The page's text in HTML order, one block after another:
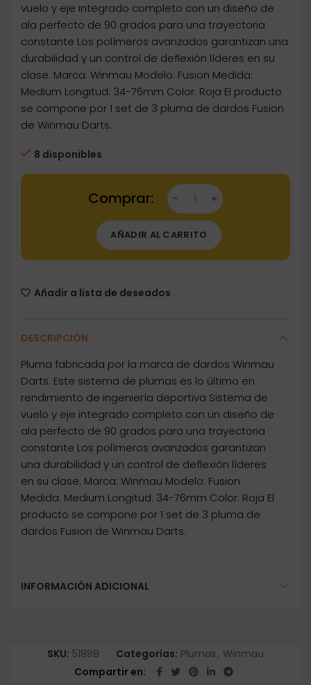
vuelo y eje integrado completo con un diseño de
ala perfecto de 90 grados para una trayectoria
constante Los polímeros avanzados garantizan una
durabilidad y un control de deflexión líderes en su
clase. Marca: Winmau Modelo: Fusion Medida:
Medium Longitud: 34-76mm Color: Roja El producto
se compone por 1 set de 3 pluma de dardos Fusion
de Winmau Darts.
8 disponibles
Dartstore Plumas Winmau Darts Fusion
AÑADIR AL CARRITO
Añadir a lista de deseados
DESCRIPCIÓN
Pluma fabricada por la marca de dardos Winmau
Darts. Este sistema de plumas es lo último en
rendimiento de ingeniería deportiva Sistema de
vuelo y eje integrado completo con un diseño de
ala perfecto de 90 grados para una trayectoria
constante Los polímeros avanzados garantizan
una durabilidad y un control de deflexión líderes
en su clase. Marca: Winmau Modelo: Fusion
Medida: Medium Longitud: 34-76mm Color: Roja El
producto se compone por 1 set de 3 pluma de
dardos Fusion de Winmau Darts.
INFORMACIÓN ADICIONAL
SKU: 51888 Categorías: Plumas, Winmau
Compartir en